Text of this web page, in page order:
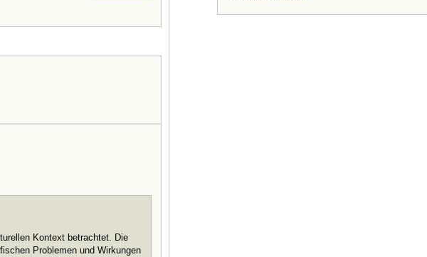
Kontext betrachtet. Die
Problemen und Wirkungen